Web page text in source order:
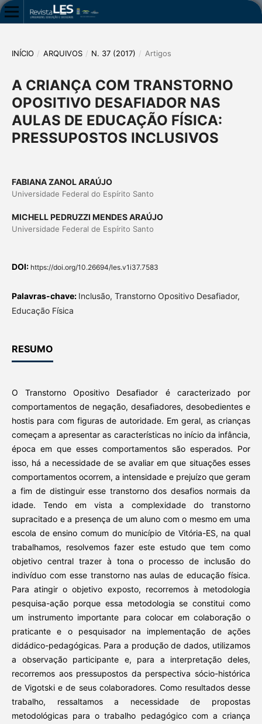
INÍCIO / ARQUIVOS / N. 37 (2017) / Artigos
A CRIANÇA COM TRANSTORNO
OPOSITIVO DESAFIADOR NAS
AULAS DE EDUCAÇÃO FÍSICA:
PRESSUPOSTOS INCLUSIVOS
FABIANA ZANOL ARAÚJO
Universidade Federal do Espírito Santo
MICHELL PEDRUZZI MENDES ARAÚJO
Universidade Federal de Espírito Santo
DOI: https://doi.org/10.26694/les.v1i37.7583
Palavras-chave: Inclusão, Transtorno Opositivo Desafiador,
Educação Física
RESUMO
O Transtorno Opositivo Desafiador é caracterizado por
comportamentos de negação, desafiadores, desobedientes e
hostis para com figuras de autoridade. Em geral, as crianças
começam a apresentar as características no início da infância,
época em que esses comportamentos são esperados. Por
isso, há a necessidade de se avaliar em que situações esses
comportamentos ocorrem, a intensidade e prejuízo que geram
a fim de distinguir esse transtorno dos desafios normais da
idade. Tendo em vista a complexidade do transtorno
supracitado e a presença de um aluno com o mesmo em uma
escola de ensino comum do município de Vitória-ES, na qual
trabalhamos, resolvemos fazer este estudo que tem como
objetivo central trazer à tona o processo de inclusão do
indivíduo com esse transtorno nas aulas de educação física.
Para atingir o objetivo exposto, recorremos à metodologia
pesquisa-ação porque essa metodologia se constitui como
um instrumento importante para colocar em colaboração o
praticante e o pesquisador na implementação de ações
didádico-pedagógicas. Para a produção de dados, utilizamos
a observação participante e, para a interpretação deles,
recorremos aos pressupostos da perspectiva sócio-histórica
de Vigotski e de seus colaboradores. Como resultados desse
trabalho, ressaltamos a necessidade de propostas
metodológicas para o trabalho pedagógico com a criança